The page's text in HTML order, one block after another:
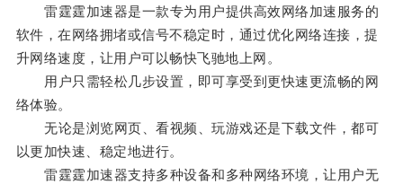
雷霆霆加速器是一款专为用户提供高效网络加速服务的
软件，在网络拥堵或信号不稳定时，通过优化网络连接，提
升网络速度，让用户可以畅快飞驰地上网。
用户只需轻松几步设置，即可享受到更快速更流畅的网
络体验。
无论是浏览网页、看视频、玩游戏还是下载文件，都可
以更加快速、稳定地进行。
雷霆霆加速器支持多种设备和多种网络环境，让用户无